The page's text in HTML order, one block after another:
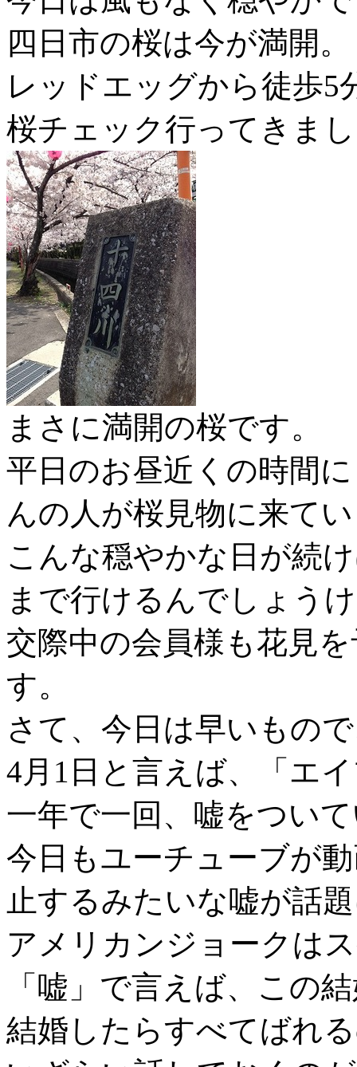
四日市の桜は今が満開。
レッドエッグから徒歩5
桜チェック行ってきま
まさに満開の桜です。
平日のお昼近くの時間
んの人が桜見物に来て
こんな穏やかな日が続
まで行けるんでしょう
交際中の会員様も花見
す。
さて、今日は早いもの
4月1日と言えば、「エ
一年で一回、嘘をつい
今日もユーチューブが
止するみたいな嘘が話
アメリカンジョークは
「嘘」で言えば、この
結婚したらすべてばれ